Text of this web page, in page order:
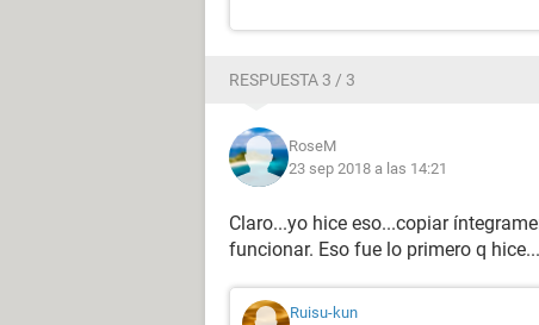
RESPUESTA 3 / 3
RoseM
23 sep 2018 a las 14:21
Claro...yo hice eso...copiar
funcionar. Eso fue lo primero q
Ruisu-kun